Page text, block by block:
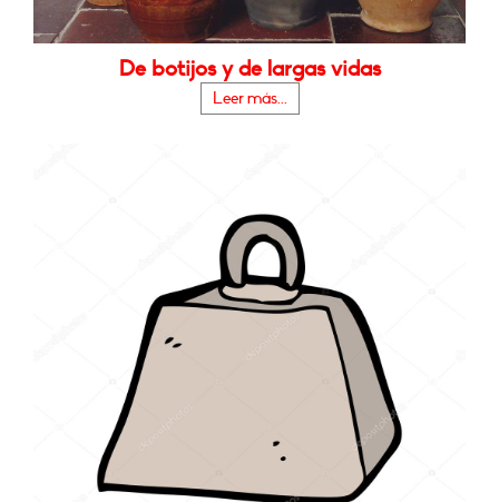
De botijos y de largas vidas
Leer más...